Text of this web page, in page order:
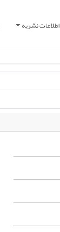
اطلاعات نشریه